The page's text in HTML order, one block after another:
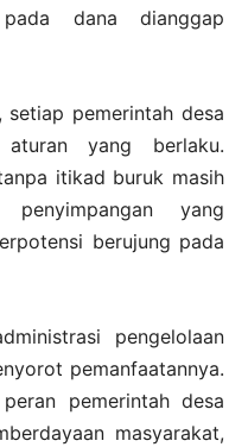
dana dianggap
setiap pemerintah desa
yang berlaku.
itikad buruk masih
yang
berujung pada
pengelolaan
pemanfaatannya.
pemerintah desa
masyarakat,